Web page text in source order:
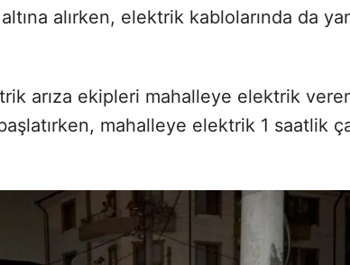
alırken, elektrik kablolarında da
arıza ekipleri mahalleye elektrik
mahalleye elektrik 1 saatlik